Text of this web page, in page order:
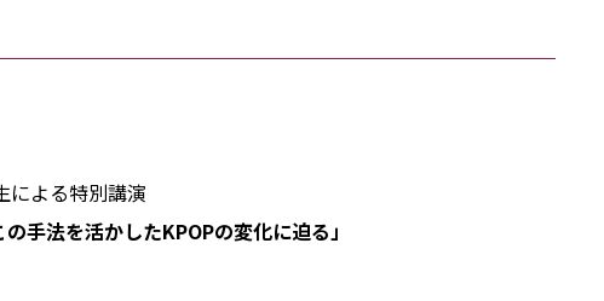
による特別講演
手法を活かしたKPOPの変化に迫る」